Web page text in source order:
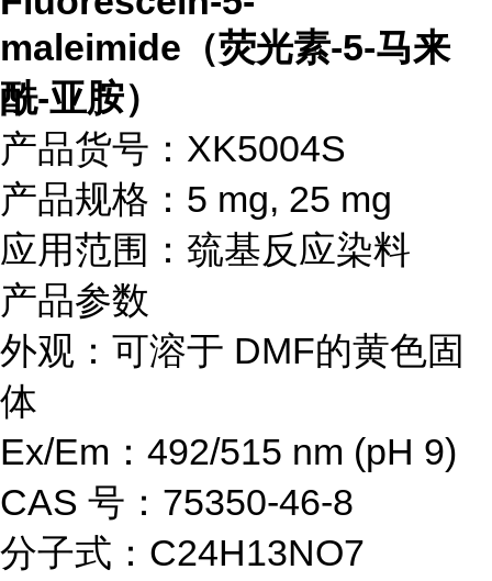
maleimide（荧光素-5-马来
酰-亚胺）
产品货号：XK5004S
产品规格：5 mg, 25 mg
应用范围：巯基反应染料
产品参数
外观：可溶于 DMF的黄色固
体
Ex/Em：492/515 nm (pH 9)
CAS 号：75350-46-8
分子式：C24H13NO7